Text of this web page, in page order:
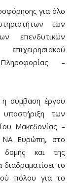
για όλο
των
επενδυτικών
–
σύμβαση έργου
των
Μακεδονίας –
ΝΑ Ευρώπη, στο
δομής και της
το
πόλου για το